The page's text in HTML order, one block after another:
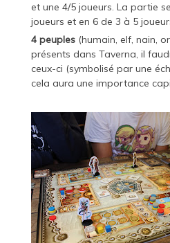
et une 4/5 joueurs. La partie
joueurs et en 6 de 3 à 5
4 peuples(humain, elf, nain,
présents dans Taverna, il
ceux-ci (symbolisé par une
cela aura une importance